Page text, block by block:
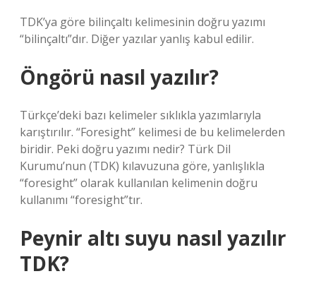
TDK’ya göre bilinçaltı kelimesinin doğru yazımı
“bilinçaltı”dır. Diğer yazılar yanlış kabul edilir.
Öngörü nasıl yazılır?
Türkçe’deki bazı kelimeler sıklıkla yazımlarıyla
karıştırılır. “Foresight” kelimesi de bu kelimelerden
biridir. Peki doğru yazımı nedir? Türk Dil
Kurumu’nun (TDK) kılavuzuna göre, yanlışlıkla
“foresight” olarak kullanılan kelimenin doğru
kullanımı “foresight”tır.
Peynir altı suyu nasıl yazılır
TDK?